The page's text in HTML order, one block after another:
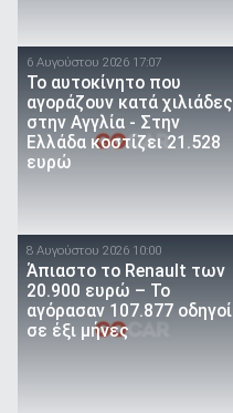
6 Αυγούστου 2026 17:07
To αυτοκίνητο που
αγοράζουν κατά χιλιάδες
στην Αγγλία - Στην
Ελλάδα κοστίζει 21.528
ευρώ
8 Αυγούστου 2026 10:00
Άπιαστο το Renault των
20.900 ευρώ – Το
αγόρασαν 107.877 οδηγοί
σε έξι μήνες